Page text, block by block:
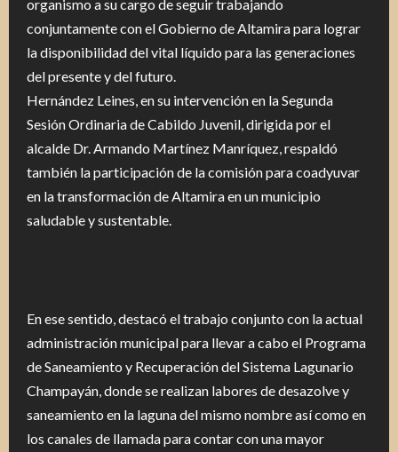
organismo a su cargo de seguir trabajando
conjuntamente con el Gobierno de Altamira para lograr
la disponibilidad del vital líquido para las generaciones
del presente y del futuro.
Hernández Leines, en su intervención en la Segunda
Sesión Ordinaria de Cabildo Juvenil, dirigida por el
alcalde Dr. Armando Martínez Manríquez, respaldó
también la participación de la comisión para coadyuvar
en la transformación de Altamira en un municipio
saludable y sustentable.
En ese sentido, destacó el trabajo conjunto con la actual
administración municipal para llevar a cabo el Programa
de Saneamiento y Recuperación del Sistema Lagunario
Champayán, donde se realizan labores de desazolve y
saneamiento en la laguna del mismo nombre así como en
los canales de llamada para contar con una mayor